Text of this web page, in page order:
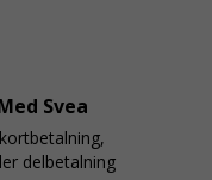
Svea
delbetalning